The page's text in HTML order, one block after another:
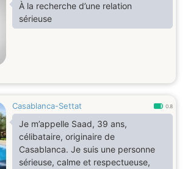
À la recherche d’une relation
sérieuse
Casablanca-Settat 0.8
Je m’appelle Saad, 39 ans,
célibataire, originaire de
Casablanca. Je suis une personne
sérieuse, calme et respectueuse,